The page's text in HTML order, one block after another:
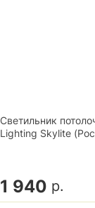
Светильник
Lighting Skylite
1 940 р.